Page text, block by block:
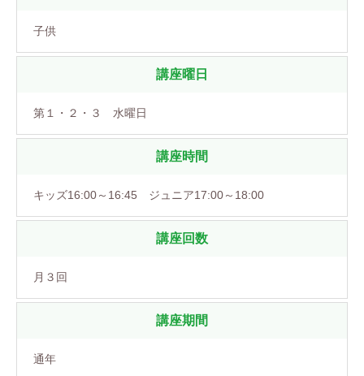
子供
講座曜日
第１・２・３ 水曜日
講座時間
キッズ16:00～16:45 ジュニア17:00～18:00
講座回数
月３回
講座期間
通年